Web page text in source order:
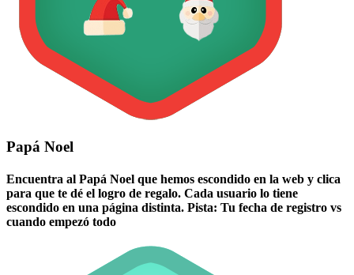
Papá Noel
Encuentra al Papá Noel que hemos escondido en la web y clica
para que te dé el logro de regalo. Cada usuario lo tiene
escondido en una página distinta. Pista: Tu fecha de registro vs
cuando empezó todo